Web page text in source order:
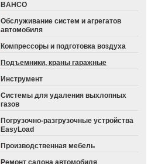
BAHCO
Обслуживание систем и агрегатов
автомобиля
Компрессоры и подготовка воздуха
Подъемники, краны гаражные
Инструмент
Системы для удаления выхлопных
газов
Погрузочно-разгрузочные устройства
EasyLoad
Производственная мебель
Ремонт салона автомобиля